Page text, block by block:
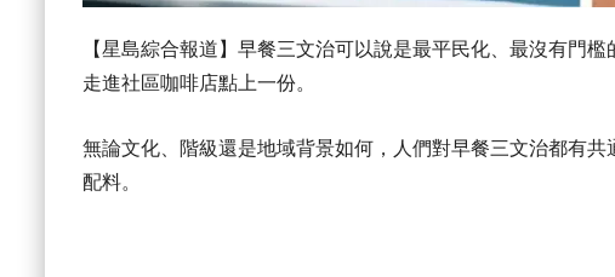
【星島綜合報道】早餐三文治可以說是最平民化、最沒有門
走進社區咖啡店點上一份。
無論文化、階級還是地域背景如何，人們對早餐三文治都有
配料。